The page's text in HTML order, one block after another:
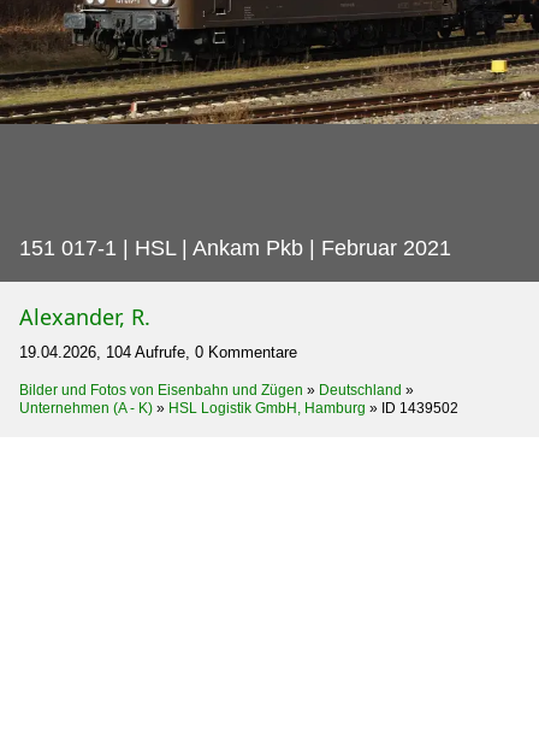
151 017-1 | HSL | Ankam Pkb | Februar 2021
Alexander, R.
19.04.2026, 104 Aufrufe, 0 Kommentare
Bilder und Fotos von Eisenbahn und Zügen » Deutschland »
Unternehmen (A - K) » HSL Logistik GmbH, Hamburg » ID 1439502